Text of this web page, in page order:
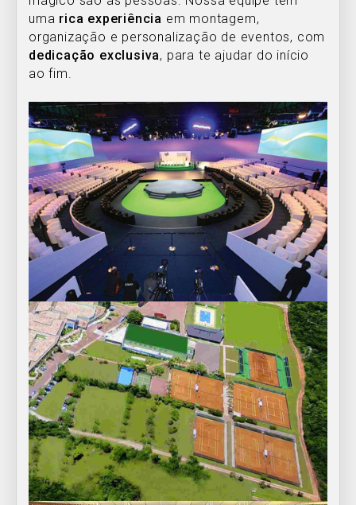
uma rica experiência em montagem,
organização e personalização de eventos, com
dedicação exclusiva, para te ajudar do início
ao fim.